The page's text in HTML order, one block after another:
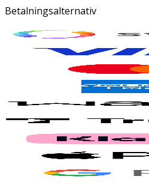
Betalningsalternativ